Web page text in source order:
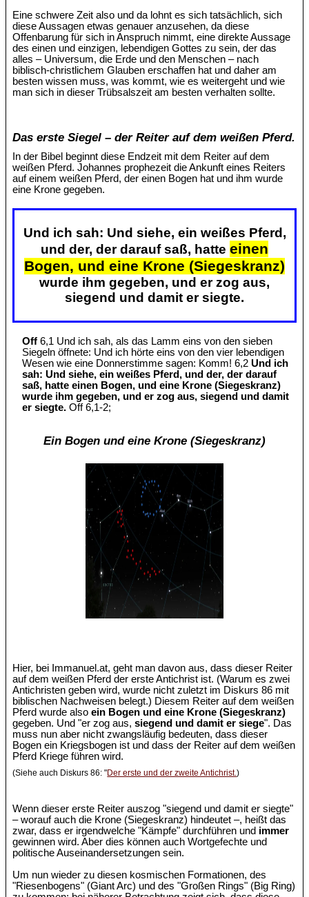
Eine schwere Zeit also und da lohnt es sich tatsächlich, sich
diese Aussagen etwas genauer anzusehen, da diese
Offenbarung für sich in Anspruch nimmt, eine direkte Aussage
des einen und einzigen, lebendigen Gottes zu sein, der das
alles – Universum, die Erde und den Menschen – nach
biblisch-christlichem Glauben erschaffen hat und daher am
besten wissen muss, was kommt, wie es weitergeht und wie
man sich in dieser Trübsalszeit am besten verhalten sollte.
Das erste Siegel – der Reiter auf dem weißen Pferd.
In der Bibel beginnt diese Endzeit mit dem Reiter auf dem
weißen Pferd. Johannes prophezeit die Ankunft eines Reiters
auf einem weißen Pferd, der einen Bogen hat und ihm wurde
eine Krone gegeben.
Und ich sah: Und siehe, ein weißes Pferd,
und der, der darauf saß, hatte einen
Bogen, und eine Krone (Siegeskranz)
wurde ihm gegeben, und er zog aus,
siegend und damit er siegte.
Off 6,1 Und ich sah, als das Lamm eins von den sieben
Siegeln öffnete: Und ich hörte eins von den vier lebendigen
Wesen wie eine Donnerstimme sagen: Komm! 6,2Und ich
sah: Und siehe, ein weißes Pferd, und der, der darauf
saß, hatte einen Bogen, und eine Krone (Siegeskranz)
wurde ihm gegeben, und er zog aus, siegend und damit
er siegte. Off 6,1-2;
Ein Bogen und eine Krone (Siegeskranz)
Hier, bei Immanuel.at, geht man davon aus, dass dieser Reiter
auf dem weißen Pferd der erste Antichrist ist. (Warum es zwei
Antichristen geben wird, wurde nicht zuletzt im Diskurs 86 mit
biblischen Nachweisen belegt.) Diesem Reiter auf dem weißen
Pferd wurde alsoein Bogen und eine Krone (Siegeskranz)
gegeben. Und "er zog aus,siegend und damit er siege". Das
muss nun aber nicht zwangsläufig bedeuten, dass dieser
Bogen ein Kriegsbogen ist und dass der Reiter auf dem weißen
Pferd Kriege führen wird.
(Siehe auch Diskurs 86: "Der erste und der zweite Antichrist.)
Wenn dieser erste Reiter auszog "siegend und damit er siegte"
– worauf auch die Krone (Siegeskranz) hindeutet –, heißt das
zwar, dass er irgendwelche "Kämpfe" durchführen und immer
gewinnen wird. Aber dies können auch Wortgefechte und
politische Auseinandersetzungen sein.
Um nun wieder zu diesen kosmischen Formationen, des
"Riesenbogens" (Giant Arc) und des "Großen Rings" (Big Ring)